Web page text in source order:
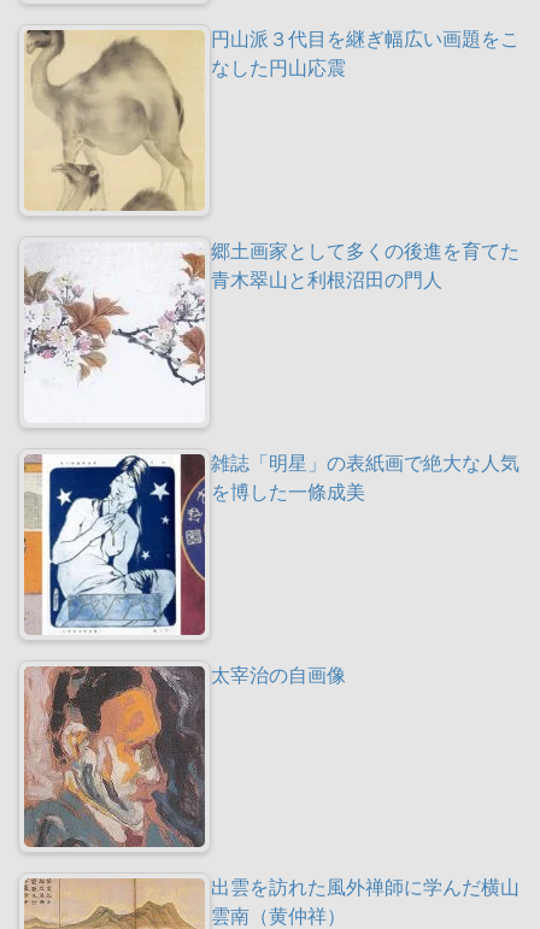
円山派３代目を継ぎ幅広い画題をこ
なした円山応震
郷土画家として多くの後進を育てた
青木翠山と利根沼田の門人
雑誌「明星」の表紙画で絶大な人気
を博した一條成美
太宰治の自画像
出雲を訪れた風外禅師に学んだ横山
雲南（黄仲祥）